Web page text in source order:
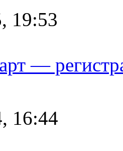
19:53
—
16:44